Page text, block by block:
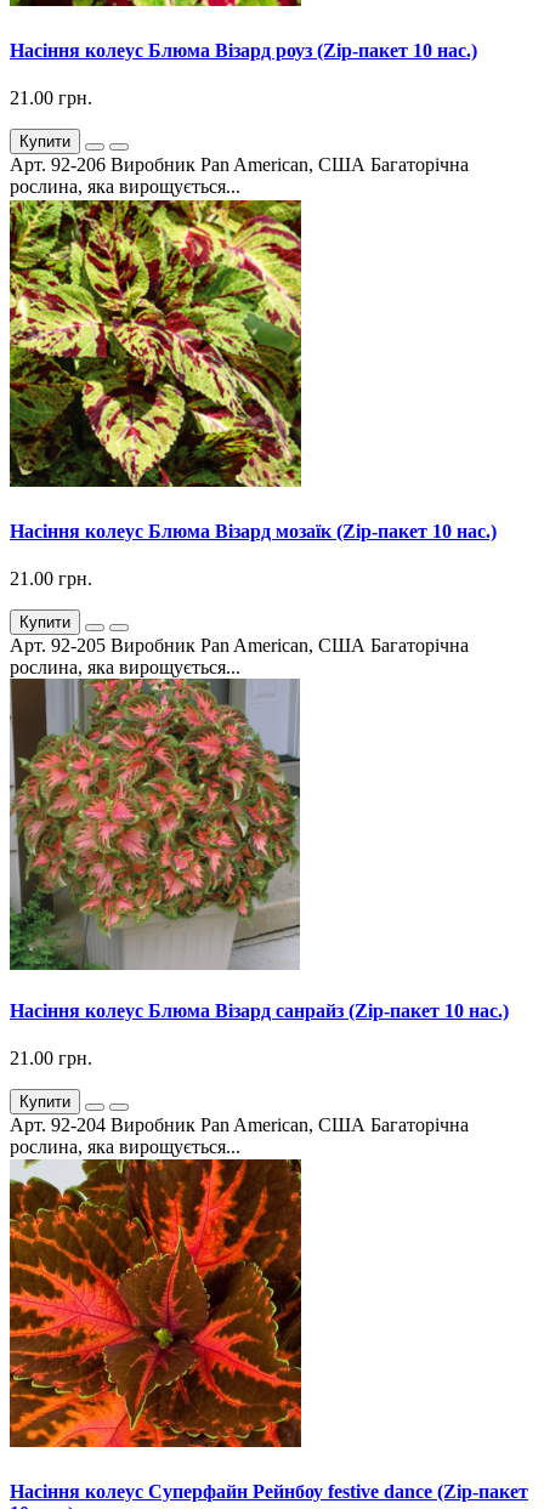
Насіння колеус Блюма Візард роуз (Zip-пакет 10 нас.)
21.00 грн.
Купити
Арт. 92-206 Виробник Pan American, США Багаторічна
рослина, яка вирощується...
Насіння колеус Блюма Візард мозаїк (Zip-пакет 10 нас.)
21.00 грн.
Купити
Арт. 92-205 Виробник Pan American, США Багаторічна
рослина, яка вирощується...
Насіння колеус Блюма Візард санрайз (Zip-пакет 10 нас.)
21.00 грн.
Купити
Арт. 92-204 Виробник Pan American, США Багаторічна
рослина, яка вирощується...
Насіння колеус Суперфайн Рейнбоу festive dance (Zip-пакет